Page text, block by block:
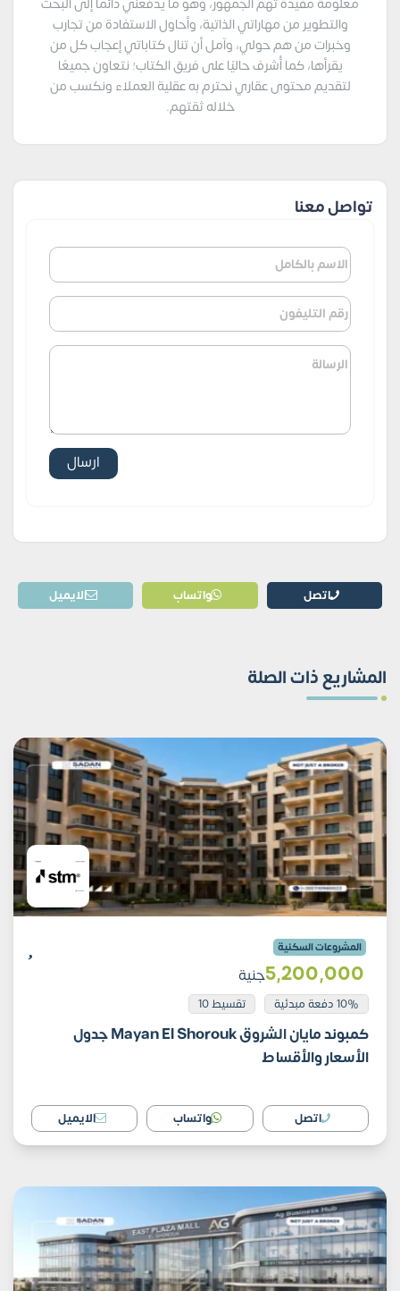
والتطوير من مهاراتي الذاتية، وأحاول الاستفادة من تجارب
وخبرات من هم حولي، وآمل أن تنال كتاباتي إعجاب كل من
يقرأها، كما أُشرف حاليًا على فريق الكتاب؛ نتعاون جميعًا
لتقديم محتوى عقاري نحترم به عقلية العملاء ونكسب من
خلاله ثقتهم.
تواصل معنا
اتصل واتساب الايميل
المشاريع ذات الصلة
المشروعات السكنية
5٬200٬000جنية
10% دفعة مبدئية تقسيط 10
كمبوند مايان الشروق Mayan El Shorouk جدول
الأسعار والأقساط
اتصل واتساب الايميل